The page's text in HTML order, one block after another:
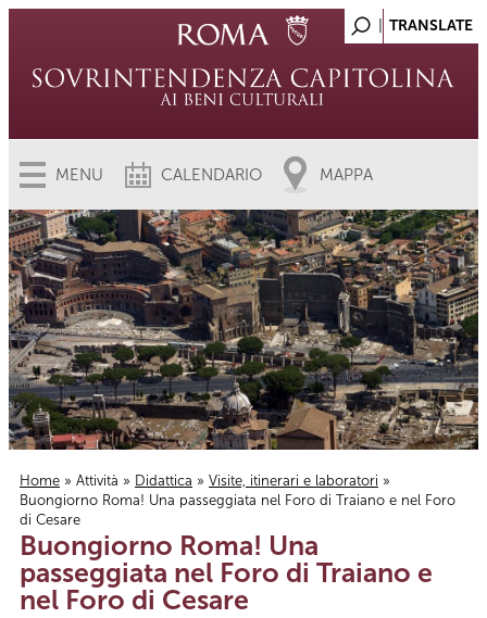
MENU CALENDARIO MAPPA
Tu sei qui
Home » Attività » Didattica » Visite, itinerari e laboratori »
Buongiorno Roma! Una passeggiata nel Foro di Traiano e nel Foro
di Cesare
Buongiorno Roma! Una
passeggiata nel Foro di Traiano e
nel Foro di Cesare